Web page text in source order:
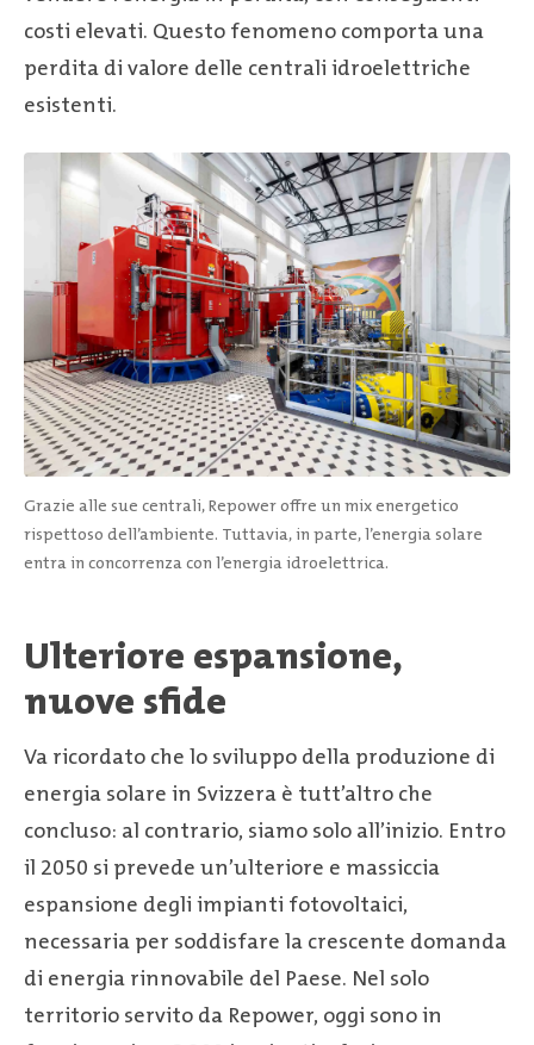
costi elevati. Questo fenomeno comporta una
perdita di valore delle centrali idroelettriche
esistenti.
Grazie alle sue centrali, Repower offre un mix energetico
rispettoso dell’ambiente. Tuttavia, in parte, l’energia solare
entra in concorrenza con l’energia idroelettrica.
Ulteriore espansione,
nuove sfide
Va ricordato che lo sviluppo della produzione di
energia solare in Svizzera è tutt’altro che
concluso: al contrario, siamo solo all’inizio. Entro
il 2050 si prevede un’ulteriore e massiccia
espansione degli impianti fotovoltaici,
necessaria per soddisfare la crescente domanda
di energia rinnovabile del Paese. Nel solo
territorio servito da Repower, oggi sono in